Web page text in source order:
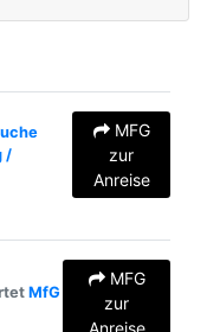
/
MFG
zur
Anreise
MfG
MFG
zur
Anreise